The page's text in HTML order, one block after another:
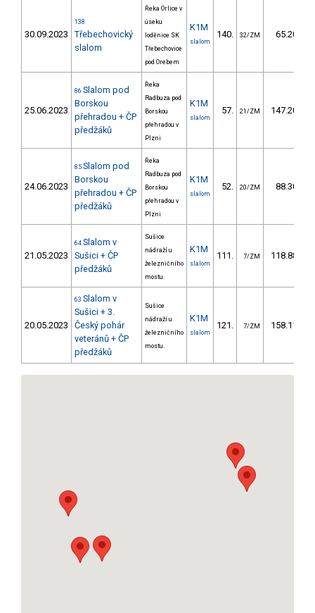
30.09.2023
138
Třebechovický
slalom
Řeka Orlice v
úseku
loděnice SK
Třebechovice
pod Orebem
K1M
slalom
140. 32/ZM 65.20
25.06.2023
86 Slalom pod
Borskou
přehradou + ČP
předžáků
Řeka
Radbuza pod
Borskou
přehradou v
Plzni
K1M
slalom
57. 21/ZM 147.20
24.06.2023
85 Slalom pod
Borskou
přehradou + ČP
předžáků
Řeka
Radbuza pod
Borskou
přehradou v
Plzni
K1M
slalom
52. 20/ZM 88.30
21.05.2023
64 Slalom v
Sušici + ČP
předžáků
Sušice
nádraží u
železničního
mostu.
K1M
slalom
111. 7/ZM 118.88
20.05.2023
63 Slalom v
Sušici + 3.
Český pohár
veteránů + ČP
předžáků
Sušice
nádraží u
železničního
mostu.
K1M
slalom
121. 7/ZM 158.11